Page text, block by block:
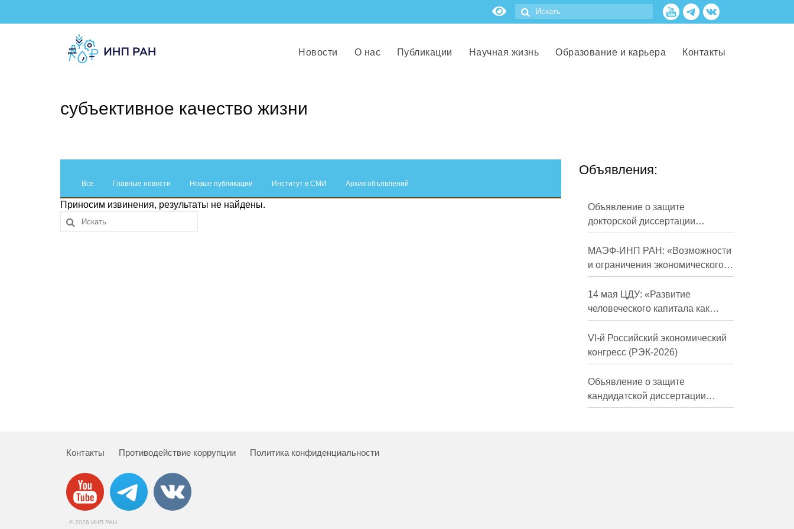
Новости О нас Публикации Научная жизнь Образование и карьера Контакты
субъективное качество жизни
Все Главные новости Новые публикации Институт в СМИ Архив объявлений
Приносим извинения, результаты не найдены.
Объявления:
Объявление о защите
докторской диссертации
Кузнецова Михаила
Евгеньевича
МАЭФ-ИНП РАН: «Возможности
и ограничения экономического
развития России в средне- и
долгосрочной перспективе»
14 мая ЦДУ: «Развитие
человеческого капитала как
фактор экономического роста»
VI-й Российский экономический
конгресс (РЭК-2026)
Объявление о защите
кандидатской диссертации
Трындиной Николь Сергеевны
Контакты Противодействие коррупции Политика конфиденциальности
© 2026 ИНП РАН